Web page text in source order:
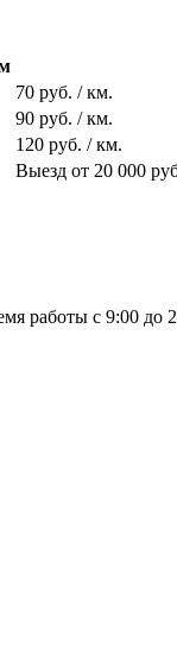
70 руб. / км.
90 руб. / км.
120 руб. / км.
Выезд от 20 000
работы с 9:00 до